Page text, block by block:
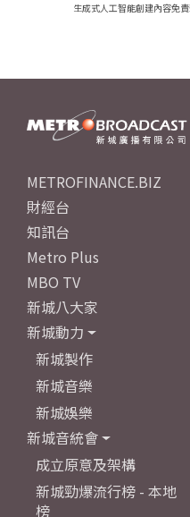
生成式人工智能創建內容免
METROFINANCE.BIZ
財經台
知訊台
Metro Plus
MBO TV
新城八大家
新城動力
新城製作
新城音樂
新城娛樂
新城音統會
成立原意及架構
新城勁爆流行榜 - 本地
榜